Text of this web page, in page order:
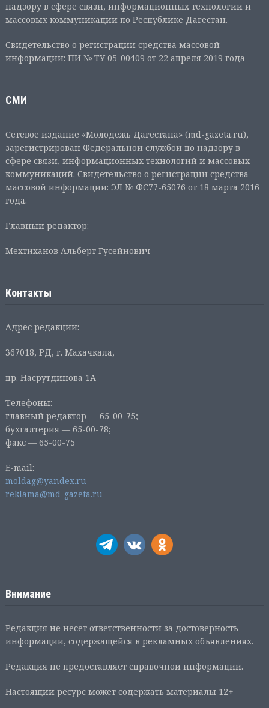
надзору в сфере связи, информационных технологий и
массовых коммуникаций по Республике Дагестан.
Свидетельство о регистрации средства массовой
информации: ПИ № ТУ 05-00409 от 22 апреля 2019 года
СМИ
Сетевое издание «Молодежь Дагестана» (md-gazeta.ru),
зарегистрирован Федеральной службой по надзору в
сфере связи, информационных технологий и массовых
коммуникаций. Свидетельство о регистрации средства
массовой информации: ЭЛ № ФС77-65076 от 18 марта 2016
года.
Главный редактор:
Мехтиханов Альберт Гусейнович
Контакты
Адрес редакции:
367018, РД, г. Махачкала,
пр. Насрутдинова 1А
Телефоны:
главный редактор — 65-00-75;
бухгалтерия — 65-00-78;
факс — 65-00-75
E-mail:
moldag@yandex.ru
reklama@md-gazeta.ru
Внимание
Редакция не несет ответственности за достоверность
информации, содержащейся в рекламных объявлениях.
Редакция не предоставляет справочной информации.
Настоящий ресурс может содержать материалы 12+